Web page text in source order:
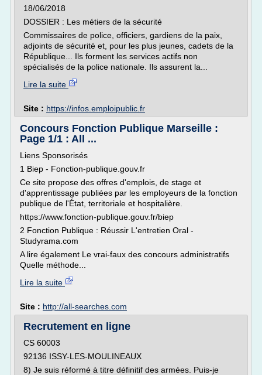
18/06/2018
DOSSIER : Les métiers de la sécurité
Commissaires de police, officiers, gardiens de la paix,
adjoints de sécurité et, pour les plus jeunes, cadets de la
République... Ils forment les services actifs non
spécialisés de la police nationale. Ils assurent la...
Lire la suite
Site : https://infos.emploipublic.fr
Concours Fonction Publique Marseille :
Page 1/1 : All ...
Liens Sponsorisés
1 Biep - Fonction-publique.gouv.fr
Ce site propose des offres d'emplois, de stage et
d'apprentissage publiées par les employeurs de la fonction
publique de l'État, territoriale et hospitalière.
https://www.fonction-publique.gouv.fr/biep
2 Fonction Publique : Réussir L'entretien Oral -
Studyrama.com
A lire également Le vrai-faux des concours administratifs
Quelle méthode...
Lire la suite
Site : http://all-searches.com
Recrutement en ligne
CS 60003
92136 ISSY-LES-MOULINEAUX
8) Je suis réformé à titre définitif des armées. Puis-je